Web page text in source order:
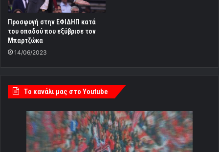
Προσφυγή στην ΕΦΙΔΗΠ κατά
του οπαδού που εξύβρισε τον
Μπαρτζώκα
14/06/2023
Tο κανάλι μας στο Youtube